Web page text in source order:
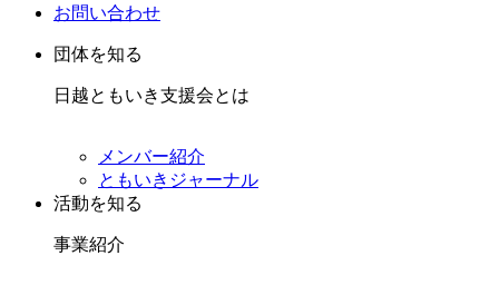
お問い合わせ
団体を知る
日越ともいき支援会とは
メンバー紹介
ともいきジャーナル
活動を知る
事業紹介